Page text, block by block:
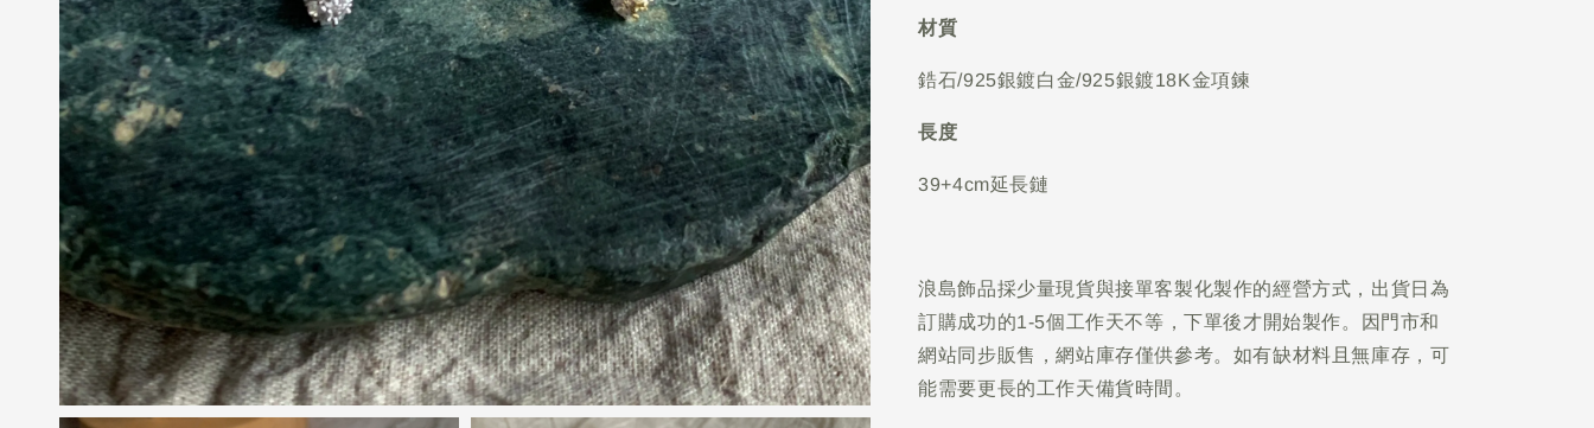
材質
鋯石/925銀鍍白金/925銀鍍18K金項鍊
長度
39+4cm延長鏈
浪島飾品採少量現貨與接單客製化製作的經營方式，出貨日為
訂購成功的1-5個工作天不等，下單後才開始製作。因門市和
網站同步販售，網站庫存僅供參考。如有缺材料且無庫存，可
能需要更長的工作天備貨時間。